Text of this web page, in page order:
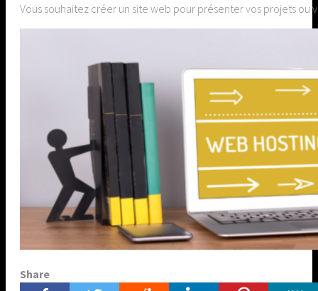
Vous souhaitez créer un site web pour présenter vos projets ou
Share